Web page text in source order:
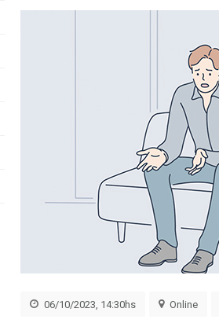
06/10/2023, 14:30hs Online